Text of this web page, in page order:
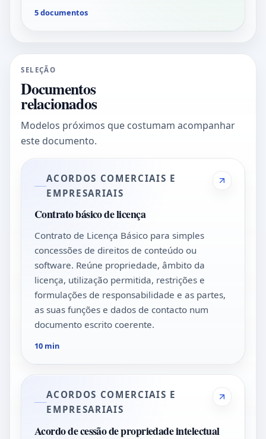
5 documentos
SELEÇÃO
Documentos
relacionados
Modelos próximos que costumam acompanhar
este documento.
ACORDOS COMERCIAIS E
EMPRESARIAIS
Contrato básico de licença
Contrato de Licença Básico para simples
concessões de direitos de conteúdo ou
software. Reúne propriedade, âmbito da
licença, utilização permitida, restrições e
formulações de responsabilidade e as partes,
as suas funções e dados de contacto num
documento escrito coerente.
10 min
ACORDOS COMERCIAIS E
EMPRESARIAIS
Acordo de cessão de propriedade intelectual